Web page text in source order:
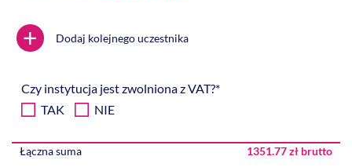
+ Dodaj kolejnego uczestnika
Czy instytucja jest zwolniona z VAT?*
TAK
NIE
Łączna suma 1351.77 zł brutto